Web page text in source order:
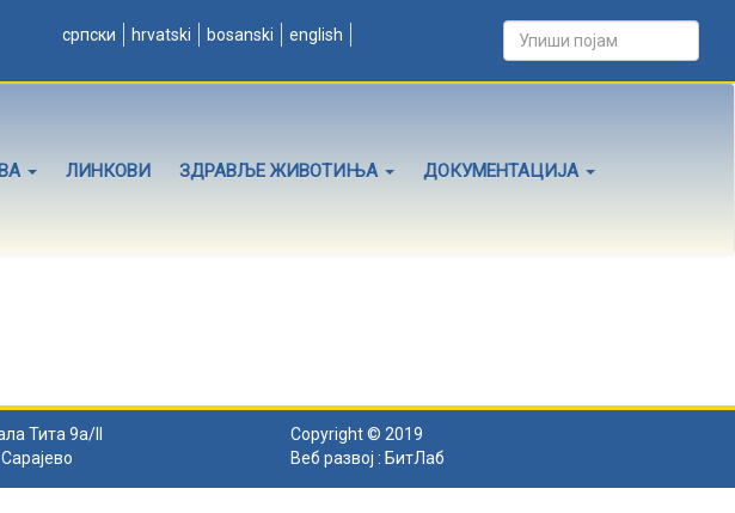
српски hrvatski bosanski english
ЛИНКОВИ ЗДРАВЉЕ ЖИВОТИЊА ДОКУМЕНТАЦИЈА
Тита 9а/II
Copyright © 2019
Веб развој : БитЛаб